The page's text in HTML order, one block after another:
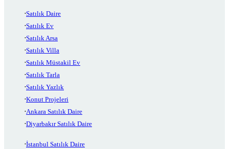
Satılık Daire
Satılık Ev
Satılık Arsa
Satılık Villa
Satılık Müstakil Ev
Satılık Tarla
Satılık Yazlık
Konut Projeleri
Ankara Satılık Daire
Diyarbakır Satılık Daire
İstanbul Satılık Daire